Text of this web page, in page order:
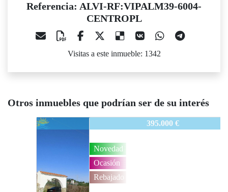
Referencia: ALVI-RF:VIPALM39-6004-
CENTROPL
Visitas a este inmueble: 1342
Otros inmuebles que podrían ser de su interés
ALVI-RF:VIPALM39-6004-CENTROPL
Rebajado